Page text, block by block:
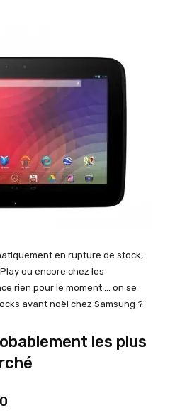
en rupture de stock,
ou encore chez les
rien pour le moment … on se
avant noël chez Samsung ?
les plus